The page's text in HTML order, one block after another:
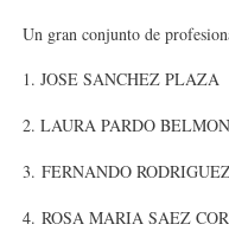
Un gran conjunto de
1. JOSE SANCHEZ PLAZA
2. LAURA PARDO
3. FERNANDO
4. ROSA MARIA SAEZ